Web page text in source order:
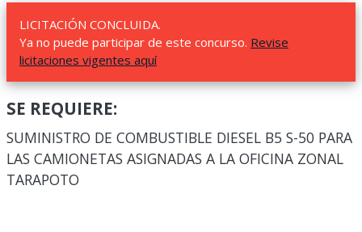
LICITACIÓN CONCLUIDA.
Ya no puede participar de este concurso. Revise
licitaciones vigentes aquí
SE REQUIERE:
SUMINISTRO DE COMBUSTIBLE DIESEL B5 S-50 PARA
LAS CAMIONETAS ASIGNADAS A LA OFICINA ZONAL
TARAPOTO